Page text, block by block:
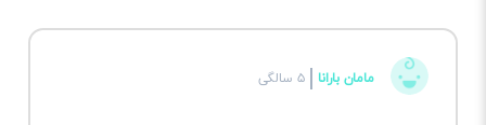
مامان بارانا ۵ سالگی